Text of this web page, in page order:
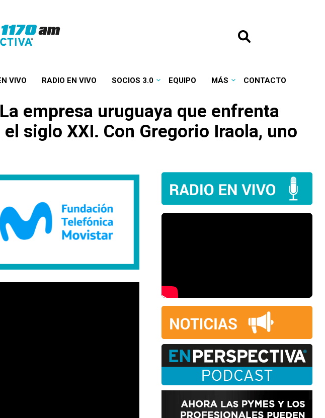
VIVO RADIO EN VIVO SOCIOS 3.0 EQUIPO MÁS CONTACTO
empresa uruguaya que enfrenta
siglo XXI. Con Gregorio Iraola, uno